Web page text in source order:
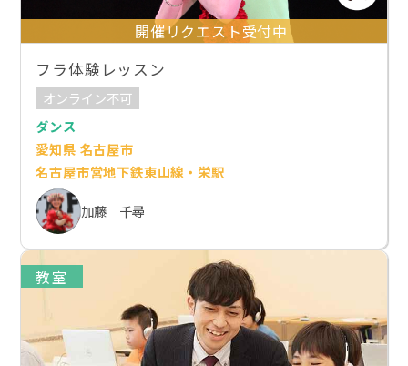
開催リクエスト受付中
フラ体験レッスン
オンライン不可
ダンス
愛知県 名古屋市
名古屋市営地下鉄東山線・栄駅
加藤 千尋
教室